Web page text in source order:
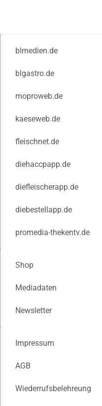
blmedien.de
blgastro.de
moproweb.de
kaeseweb.de
fleischnet.de
diehaccpapp.de
diefleischerapp.de
diebestellapp.de
promedia-thekentv.de
Shop
Mediadaten
Newsletter
Impressum
AGB
Wiederrufsbelehreung